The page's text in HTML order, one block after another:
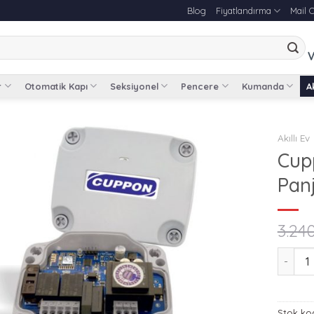
Blog Fiyatlandırma Mail
Otomatik Kapı Seksiyonel Pencere Kumanda
Akıllı Ev